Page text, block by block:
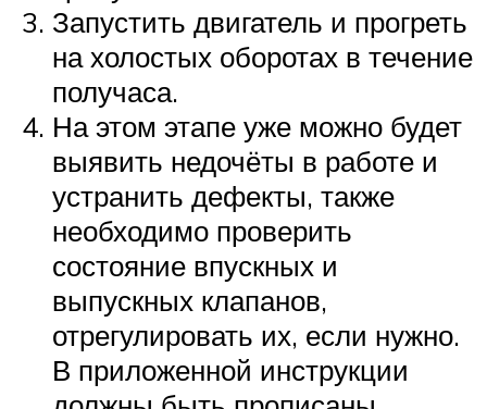
Запустить двигатель и прогреть
на холостых оборотах в течение
получаса.
На этом этапе уже можно будет
выявить недочёты в работе и
устранить дефекты, также
необходимо проверить
состояние впускных и
выпускных клапанов,
отрегулировать их, если нужно.
В приложенной инструкции